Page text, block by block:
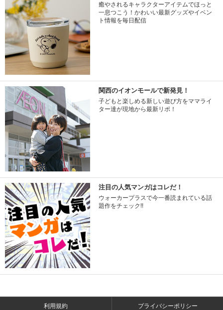
癒やされるキャラクターアイテムでほっと
一息つこう！かわいい最新グッズやイベン
ト情報を毎日配信
関西のイオンモールで新発見！
子どもと楽しめる新しい遊び方をママライ
ター達が現地から最新リポ！
注目の人気マンガはコレだ！
ウォーカープラスで今一番読まれている話
題作をチェック!!
利用規約 プライバシーポリシー